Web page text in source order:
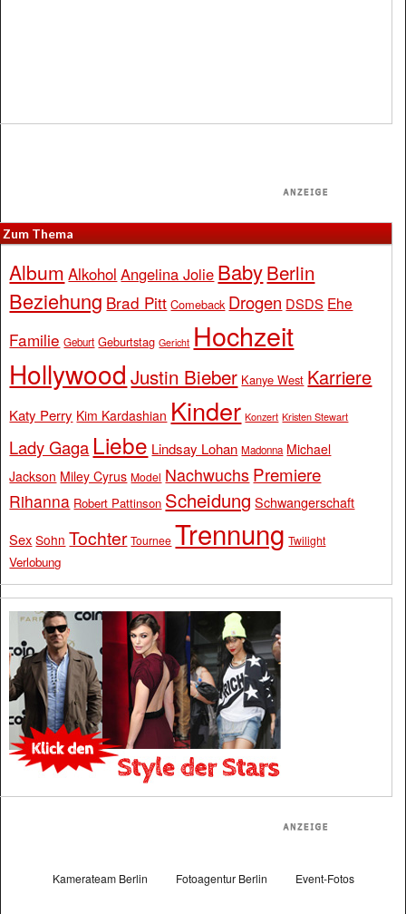
Zum Thema
Album Alkohol Angelina Jolie BabyBerlin
Beziehung Brad Pitt Comeback Drogen DSDS Ehe
Familie Geburt Geburtstag Gericht Hochzeit
Hollywood Justin Bieber Kanye West Karriere
Katy Perry Kim Kardashian Kinder Konzert Kristen Stewart
Lady Gaga Liebe Lindsay Lohan Madonna Michael
Jackson Miley Cyrus Model Nachwuchs Premiere
Rihanna Robert Pattinson Scheidung Schwangerschaft
Sex Sohn Tochter Tournee Trennung Twilight
Verlobung
Kamerateam Berlin Fotoagentur Berlin Event-Fotos